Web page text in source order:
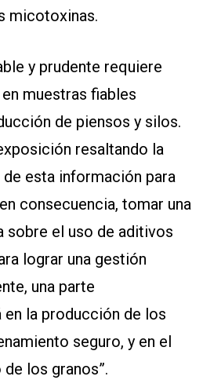
micotoxinas.
y prudente requiere
muestras fiables
de piensos y silos.
resaltando la
esta información para
consecuencia, tomar una
sobre el uso de aditivos
lograr una gestión
una parte
la producción de los
seguro, y en el
los granos”.